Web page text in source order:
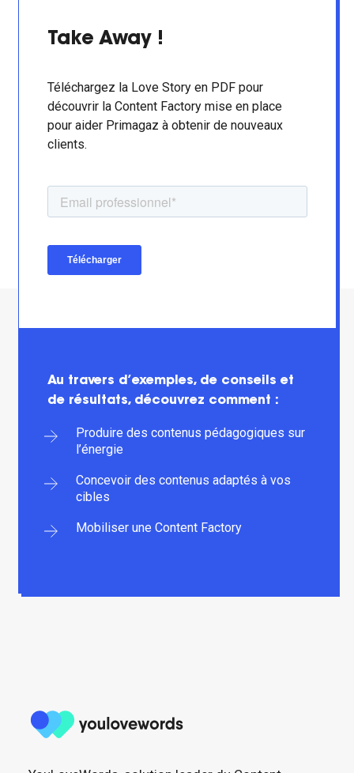
Take Away !
Téléchargez la Love Story en PDF pour
découvrir la Content Factory mise en place
pour aider Primagaz à obtenir de nouveaux
clients.
Au travers d’exemples, de conseils et
de résultats, découvrez comment :
Produire des contenus pédagogiques sur
l’énergie
Concevoir des contenus adaptés à vos
cibles
Mobiliser une Content Factory